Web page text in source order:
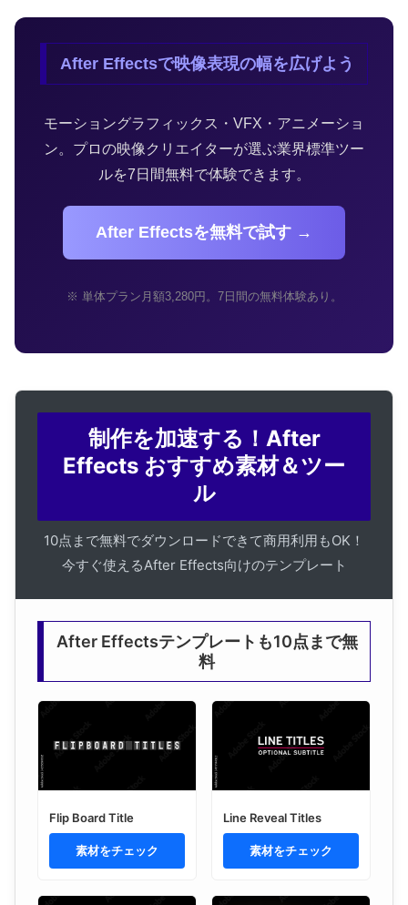
After Effectsで映像表現の幅を広げよう
モーショングラフィックス・VFX・アニメーショ
ン。プロの映像クリエイターが選ぶ業界標準ツー
ルを7日間無料で体験できます。
After Effectsを無料で試す →
※ 単体プラン月額3,280円。7日間の無料体験あり。
制作を加速する！After
Effects おすすめ素材＆ツー
ル
10点まで無料でダウンロードできて商用利用もOK！
今すぐ使えるAfter Effects向けのテンプレート
After Effectsテンプレートも10点まで無
料
Flip Board Title
素材をチェック
Line Reveal Titles
素材をチェック